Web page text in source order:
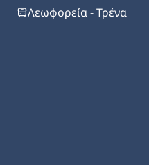
Λεωφορεία - Τρένα